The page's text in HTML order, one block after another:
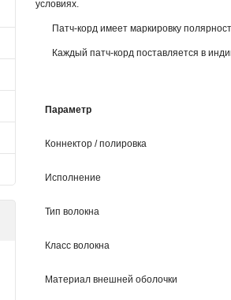
условиях.
Патч-корд имеет маркировку
Каждый патч-корд поставляется в
Параметр
Коннектор / полировка
Исполнение
Тип волокна
Класс волокна
Материал внешней оболочки